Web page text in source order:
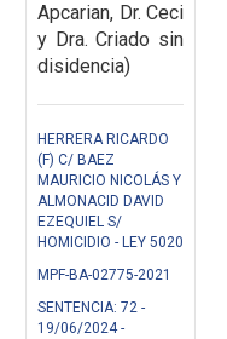
Apcarian, Dr. Ceci
y Dra. Criado sin
disidencia)
HERRERA RICARDO
(F) C/ BAEZ
MAURICIO NICOLÁS Y
ALMONACID DAVID
EZEQUIEL S/
HOMICIDIO - LEY 5020
MPF-BA-02775-2021
SENTENCIA: 72 -
19/06/2024 -